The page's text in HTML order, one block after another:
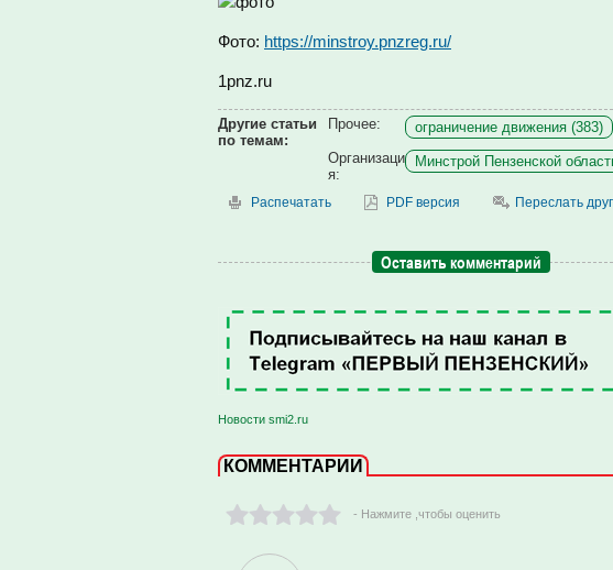
Фото: https://minstroy.pnzreg.ru/
1pnz.ru
Другие статьи
по темам:
Прочее: ограничение движения (383)
Организаци
я:
Минстрой Пензенской
Распечатать PDF версия Переслать
Оставить комментарий
Новости smi2.ru
КОММЕНТАРИИ
- Нажмите ,чтобы оценить